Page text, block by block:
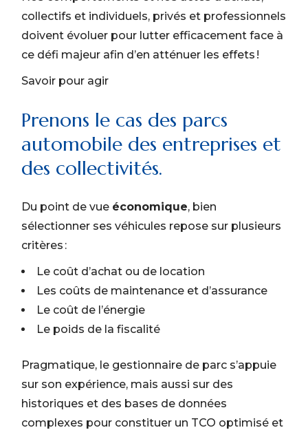
collectifs et individuels, privés et professionnels
doivent évoluer pour lutter efficacement face à
ce défi majeur afin d’en atténuer les effets !
Savoir pour agir
Prenons le cas des parcs
automobile des entreprises et
des collectivités.
Du point de vue économique, bien
sélectionner ses véhicules repose sur plusieurs
critères :
Le coût d’achat ou de location
Les coûts de maintenance et d’assurance
Le coût de l’énergie
Le poids de la fiscalité
Pragmatique, le gestionnaire de parc s’appuie
sur son expérience, mais aussi sur des
historiques et des bases de données
complexes pour constituer un TCO optimisé et